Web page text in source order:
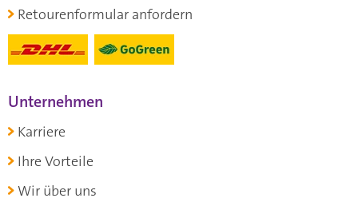
Retourenformular anfordern
Unternehmen
Karriere
Ihre Vorteile
Wir über uns